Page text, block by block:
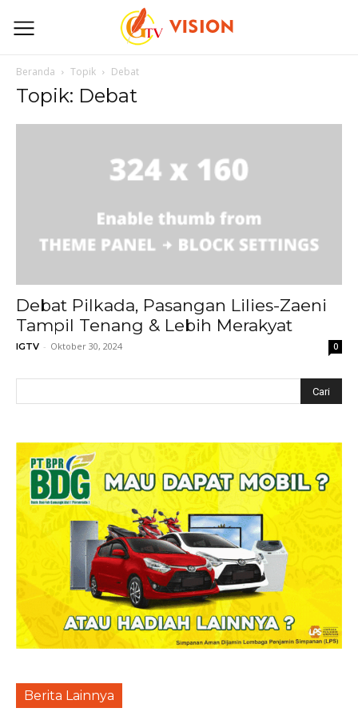
Beranda Topik Debat
Topik: Debat
Debat Pilkada, Pasangan Lilies-Zaeni
Tampil Tenang & Lebih Merakyat
IGTV - Oktober 30, 2024 0
Berita Lainnya